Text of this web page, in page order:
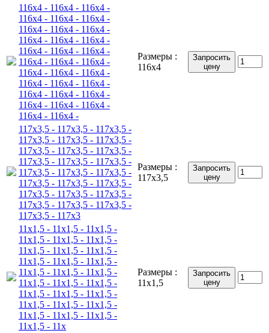
116x4 - 116x4 - 116x4 -
116x4 - 116x4 - 116x4 -
116x4 - 116x4 - 116x4 -
116x4 - 116x4 - 116x4 -
116x4 - 116x4 - 116x4 -
116x4 - 116x4 - 116x4 -
116x4 - 116x4 - 116x4 -
116x4 - 116x4 - 116x4 -
116x4 - 116x4 - 116x4 -
116x4 - 116x4 - 116x4 -
116x4 - 116x4 -
Размеры :
116x4
Запросить
цену
117x3,5 - 117x3,5 - 117x3,5 -
117x3,5 - 117x3,5 - 117x3,5 -
117x3,5 - 117x3,5 - 117x3,5 -
117x3,5 - 117x3,5 - 117x3,5 -
117x3,5 - 117x3,5 - 117x3,5 -
117x3,5 - 117x3,5 - 117x3,5 -
117x3,5 - 117x3,5 - 117x3,5 -
117x3,5 - 117x3,5 - 117x3,5 -
117x3,5 - 117x3
Размеры :
117x3,5
Запросить
цену
11x1,5 - 11x1,5 - 11x1,5 -
11x1,5 - 11x1,5 - 11x1,5 -
11x1,5 - 11x1,5 - 11x1,5 -
11x1,5 - 11x1,5 - 11x1,5 -
11x1,5 - 11x1,5 - 11x1,5 -
11x1,5 - 11x1,5 - 11x1,5 -
11x1,5 - 11x1,5 - 11x1,5 -
11x1,5 - 11x1,5 - 11x1,5 -
11x1,5 - 11x1,5 - 11x1,5 -
11x1,5 - 11x
Размеры :
11x1,5
Запросить
цену